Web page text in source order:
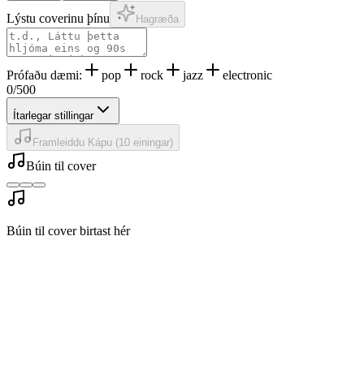
Lýstu coverinu þínu Hagræða
Prófaðu dæmi: pop rock jazz
electronic
0/500
Ítarlegar stillingar
Framleiddu Kápu (10 einingar)
Búin til cover
Búin til cover birtast hér